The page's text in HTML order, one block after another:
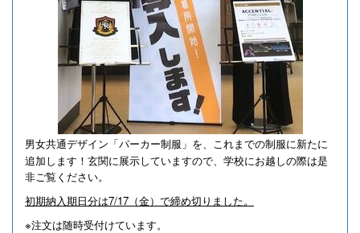
男女共通デザイン「パーカー制服」を、これまでの制服に新たに
追加します！ 玄関に展示していますので、学校にお越しの際は是
非ご覧ください。
初期納入期日分は7/17（金）で締め切りました。
※注文は随時受付けています。